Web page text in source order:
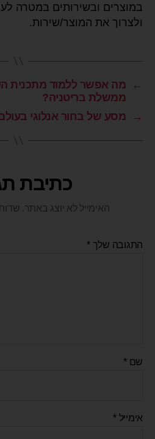
במוצרים ובשירותים במטרה
ולצרוך את המוצר/שירות.
←
מה אפשר ללמוד מתכנית
ממשלת בריטניה?
→
מסע של בחור אנלוגי בעולם
כתיבת
האימייל לא יוצג באתר.
התגובה שלך*
שם*
אימייל*